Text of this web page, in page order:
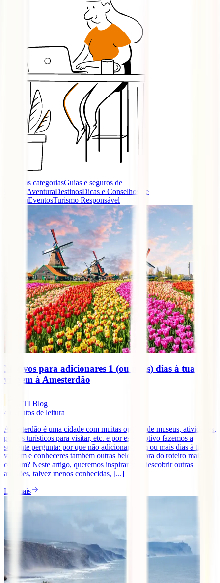
Todas as categoriasGuias e seguros de
AventuraDestinosDicas e Conselhos de
ViagemEventosTurismo Responsável
Motivos para adicionares 1 (ou mais) dias à tua
viagem à Amesterdão
IATI Blog
4
minutos de leitura
Amesterdão é uma cidade com muitas opções de museus, atividades,
pontos turísticos para visitar, etc. e por esse motivo fazemos a
seguinte pergunta: por que não adicionares um ou mais dias à tua
viagem e conheceres também outras belezas fora do roteiro mais
comum? Neste artigo, queremos inspirar-te a descobrir outras
atrações, talvez menos conhecidas, [...]
Ler mais